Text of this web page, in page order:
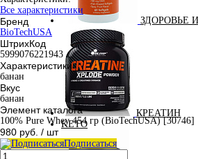
ЗДОРОВЬЕ
КРЕАТИН
KETO
Все характеристики
Бренд
BioTechUSA
ШтрихКод
5999076221943
Характеристики
банан
Вкус
банан
Элемент каталога
100% Pure Whey 454 гр (BioTechUSA) [30746]
980 руб. / шт
Подписаться